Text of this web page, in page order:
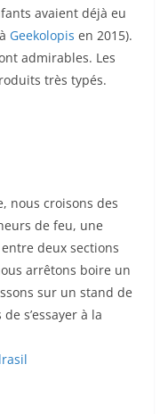
avaient déjà eu
Geekolopis en 2015).
admirables. Les
très typés.
nous croisons des
de feu, une
deux sections
arrêtons boire un
sur un stand de
s’essayer à la